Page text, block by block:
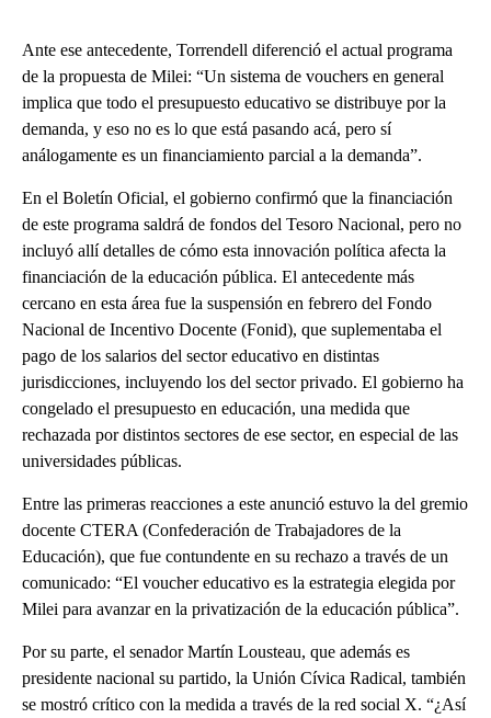
Ante ese antecedente, Torrendell diferenció el actual programa
de la propuesta de Milei: “Un sistema de vouchers en general
implica que todo el presupuesto educativo se distribuye por la
demanda, y eso no es lo que está pasando acá, pero sí
análogamente es un financiamiento parcial a la demanda”.
En el Boletín Oficial, el gobierno confirmó que la financiación
de este programa saldrá de fondos del Tesoro Nacional, pero no
incluyó allí detalles de cómo esta innovación política afecta la
financiación de la educación pública. El antecedente más
cercano en esta área fue la suspensión en febrero del Fondo
Nacional de Incentivo Docente (Fonid), que suplementaba el
pago de los salarios del sector educativo en distintas
jurisdicciones, incluyendo los del sector privado. El gobierno ha
congelado el presupuesto en educación, una medida que
rechazada por distintos sectores de ese sector, en especial de las
universidades públicas.
Entre las primeras reacciones a este anunció estuvo la del gremio
docente CTERA (Confederación de Trabajadores de la
Educación), que fue contundente en su rechazo a través de un
comunicado: “El voucher educativo es la estrategia elegida por
Milei para avanzar en la privatización de la educación pública”.
Por su parte, el senador Martín Lousteau, que además es
presidente nacional su partido, la Unión Cívica Radical, también
se mostró crítico con la medida a través de la red social X. “¿Así